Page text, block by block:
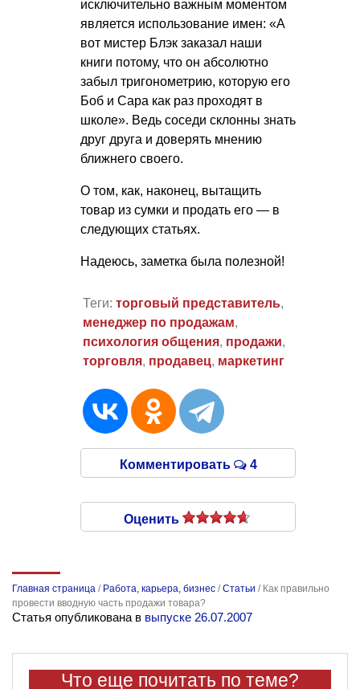
исключительно важным моментом
является использование имен: «А
вот мистер Блэк заказал наши
книги потому, что он абсолютно
забыл тригонометрию, которую его
Боб и Сара как раз проходят в
школе». Ведь соседи склонны знать
друг друга и доверять мнению
ближнего своего.
О том, как, наконец, вытащить
товар из сумки и продать его — в
следующих статьях.
Надеюсь, заметка была полезной!
Теги: торговый представитель,
менеджер по продажам,
психология общения, продажи,
торговля, продавец, маркетинг
Комментировать 4
Оценить
Главная страница / Работа, карьера, бизнес /Статьи / Как правильно
провести вводную часть продажи товара?
Статья опубликована в выпуске 26.07.2007
Что еще почитать по теме?